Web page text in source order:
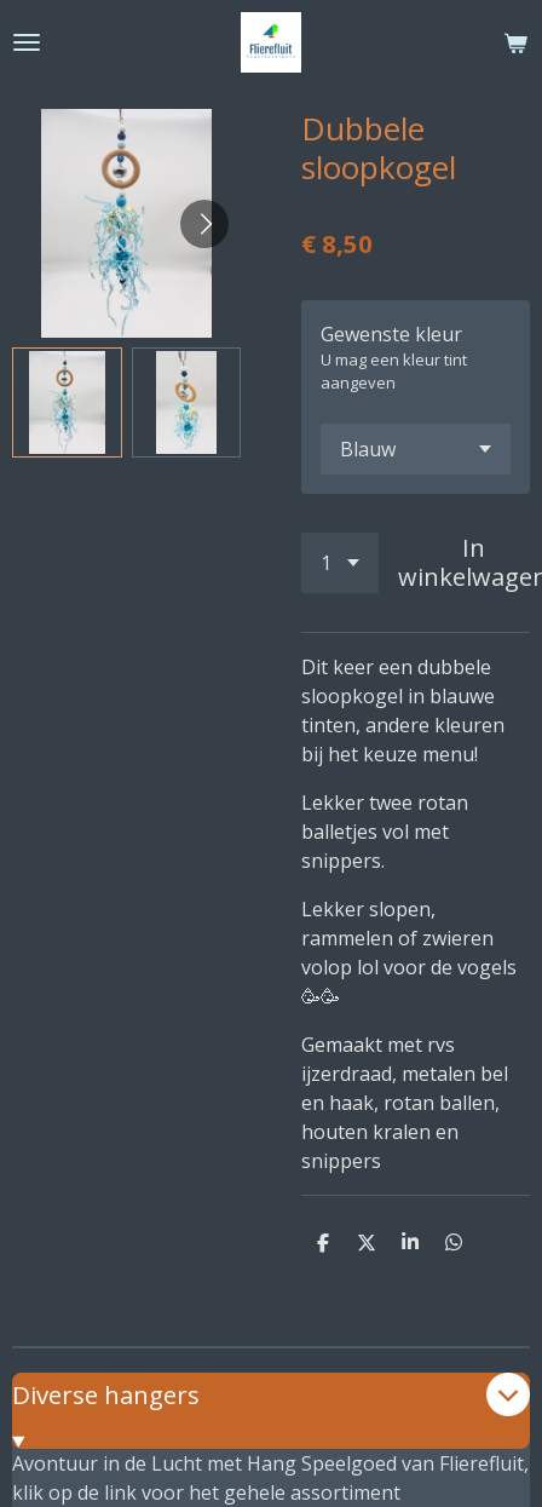
direct
hoofdinhoud
Dubbele
sloopkogel
€ 8,50
Gewenste kleur
U mag een kleur tint
aangeven
In
Dit keer een dubbele
sloopkogel in blauwe
tinten, andere kleuren
bij het keuze menu!
Lekker twee rotan
balletjes vol met
snippers.
Lekker slopen,
rammelen of zwieren
volop lol voor de vogels
🥳🥳
Gemaakt met rvs
ijzerdraad, metalen bel
en haak, rotan ballen,
houten kralen en
snippers
D
D
S
D
Diverse hangers
Avontuur in de Lucht met Hang Speelgoed van Flierefluit,
klik op de link voor het gehele assortiment